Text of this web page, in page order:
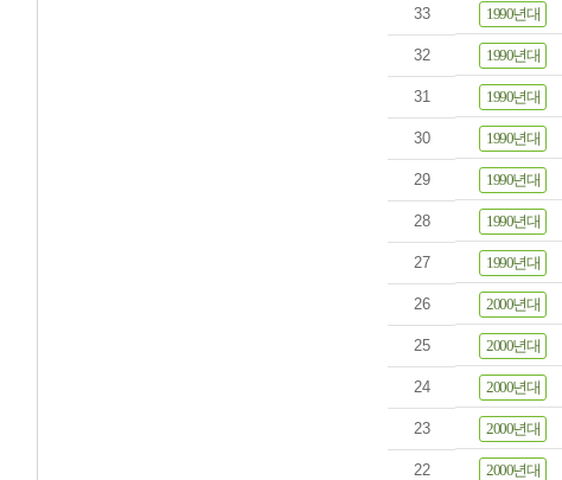
33 1990년대
32 1990년대
31 1990년대
30 1990년대
29 1990년대
28 1990년대
27 1990년대
26 2000년대
25 2000년대
24 2000년대
23 2000년대
22 2000년대